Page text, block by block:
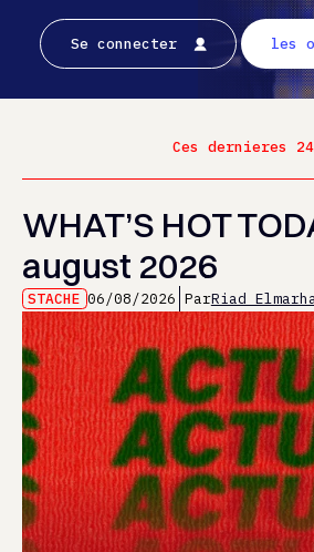
Se connecter les
Ces dernieres
WHAT’S HOT
august 2026
STACHE 06/08/2026 ParRiad